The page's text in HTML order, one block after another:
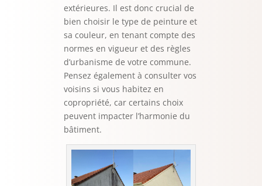
extérieures. Il est donc crucial de
bien choisir le type de peinture et
sa couleur, en tenant compte des
normes en vigueur et des règles
d’urbanisme de votre commune.
Pensez également à consulter vos
voisins si vous habitez en
copropriété, car certains choix
peuvent impacter l’harmonie du
bâtiment.